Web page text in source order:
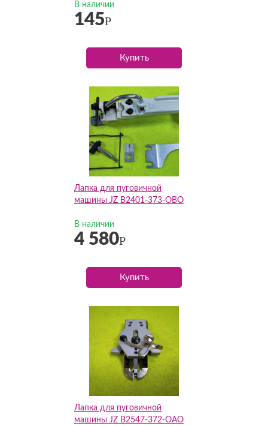
В наличии
145Р
Купить
Лапка для пуговичной
машины JZ B2401-373-OBO
В наличии
4 580Р
Купить
Лапка для пуговичной
машины JZ B2547-372-OAO